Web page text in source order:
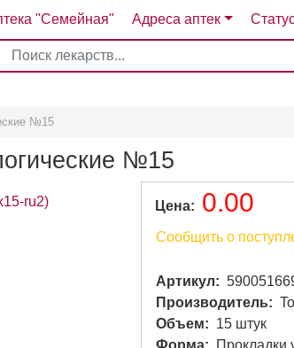
"Семейная" Адреса аптек
4
№15
№15
Цена 0.00
Сообщить о
Артикул
Производитель
Объем
15 штук
Форма
Прокладки